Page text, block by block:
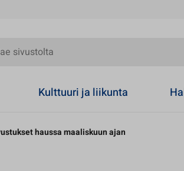
Kulttuuri ja liikunta
haussa maaliskuun ajan